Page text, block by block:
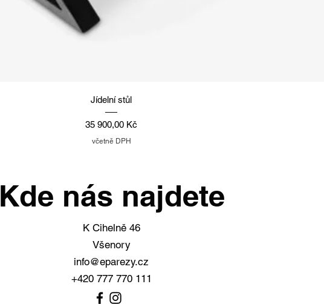
Rychlý náhled
Jídelní stůl
Cena
35 900,00 Kč
včetně DPH
Kde nás najdete
K Cihelně 46
Všenory
info@eparezy.cz
+420 777 770 111